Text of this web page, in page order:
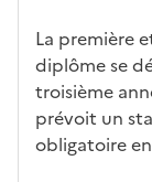
La première
diplôme se
troisième
prévoit un
obligatoire